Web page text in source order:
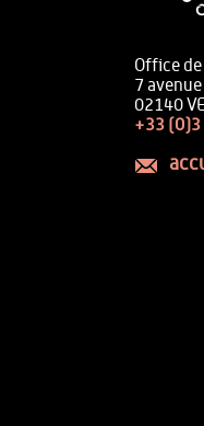
Office
7
02140
+33 (0)3